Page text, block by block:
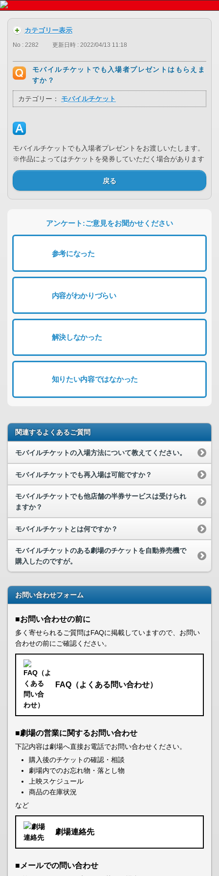
カテゴリー表示
No : 2282 更新日時 : 2022/04/13 11:18
モバイルチケットでも入場者プレゼントはもらえま
すか？
カテゴリー： モバイルチケット
モバイルチケットでも入場者プレゼントをお渡しいたします。
※作品によってはチケットを発券していただく場合があります
戻る
アンケート:ご意見をお聞かせください
参考になった
内容がわかりづらい
解決しなかった
知りたい内容ではなかった
関連するよくあるご質問
モバイルチケットの入場方法について教えてください。
モバイルチケットでも再入場は可能ですか？
モバイルチケットでも他店舗の半券サービスは受けられ
ますか？
モバイルチケットとは何ですか？
モバイルチケットのある劇場のチケットを自動券売機で
購入したのですが。
お問い合わせフォーム
■お問い合わせの前に
多く寄せられるご質問はFAQに掲載していますので、お問い
合わせの前にご確認ください。
FAQ（よくある問い合わせ）
■劇場の営業に関するお問い合わせ
下記内容は劇場へ直接お電話でお問い合わせください。
購入後のチケットの確認・相談
劇場内でのお忘れ物・落とし物
上映スケジュール
商品の在庫状況
など
劇場連絡先
■メールでの問い合わせ